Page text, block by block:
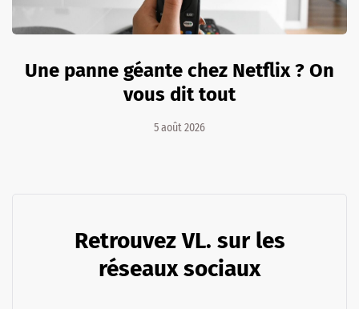
Une panne géante chez Netflix ? On
vous dit tout
5 août 2026
Retrouvez VL. sur les
réseaux sociaux